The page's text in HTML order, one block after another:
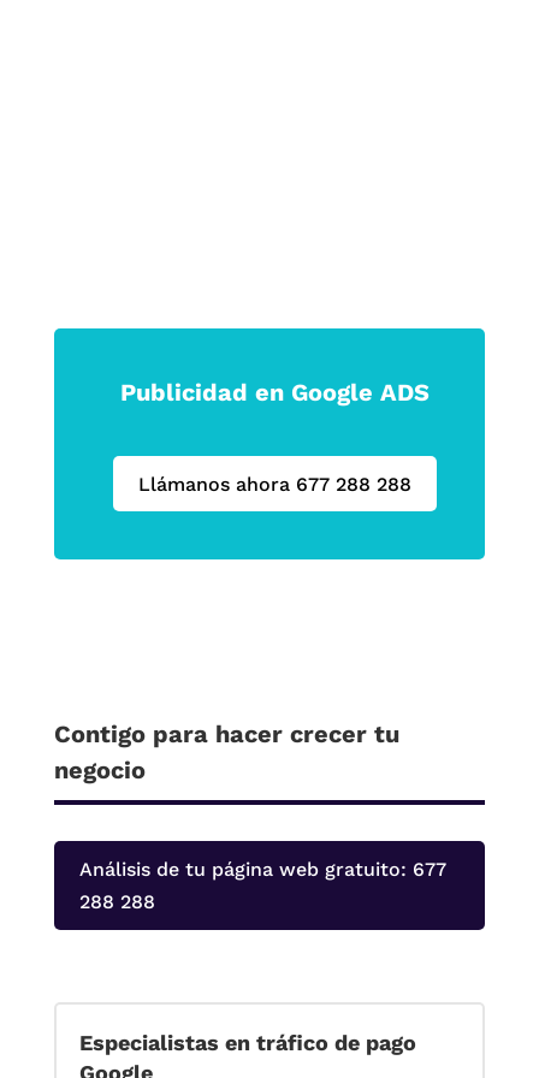
Publicidad en Google ADS
Llámanos ahora 677 288 288
Contigo para hacer crecer tu
negocio
Análisis de tu página web gratuito: 677
288 288
Especialistas en tráfico de pago
Google